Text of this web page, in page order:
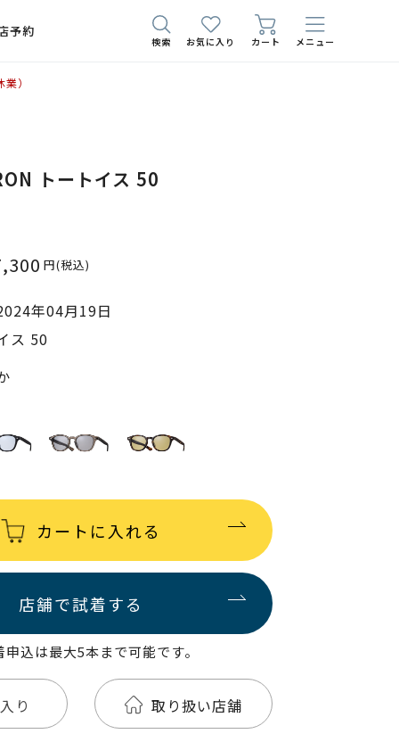
予約
検索 お気に入り カート メニュー
）
トートイス 50
円(税込)
年04月19日
ス 50
カートに入れる
店舗で試着する
込は最大5本まで可能です。
り 取り扱い店舗